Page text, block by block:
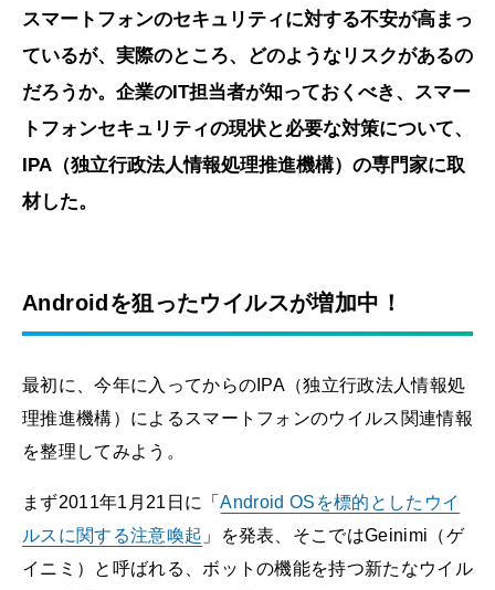
スマートフォンのセキュリティに対する不安が高まっ
ているが、実際のところ、どのようなリスクがあるの
だろうか。企業のIT担当者が知っておくべき、スマー
トフォンセキュリティの現状と必要な対策について、
IPA（独立行政法人情報処理推進機構）の専門家に取
材した。
Androidを狙ったウイルスが増加中！
最初に、今年に入ってからのIPA（独立行政法人情報処
理推進機構）によるスマートフォンのウイルス関連情報
を整理してみよう。
まず2011年1月21日に「Android OSを標的としたウイ
ルスに関する注意喚起 」を発表、そこではGeinimi（ゲ
イニミ）と呼ばれる、ボットの機能を持つ新たなウイル